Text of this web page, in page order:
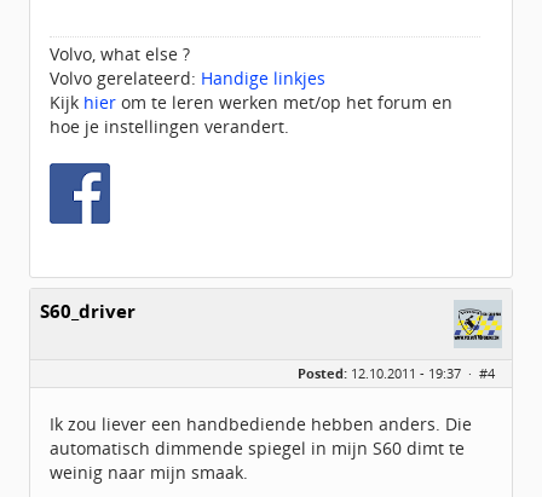
Volvo, what else ?
Volvo gerelateerd: Handige linkjes
Kijk hier om te leren werken met/op het forum en
hoe je instellingen verandert.
S60_driver
Posted: 12.10.2011 - 19:37 · #4
Ik zou liever een handbediende hebben anders. Die
automatisch dimmende spiegel in mijn S60 dimt te
weinig naar mijn smaak.